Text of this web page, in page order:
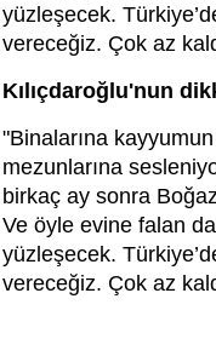
yüzleşecek.
vereceğiz. Çok az
Kılıçdaroğlu'nun
"Binalarına
mezunlarına
birkaç ay sonra
Ve öyle evine falan
yüzleşecek.
vereceğiz. Çok az